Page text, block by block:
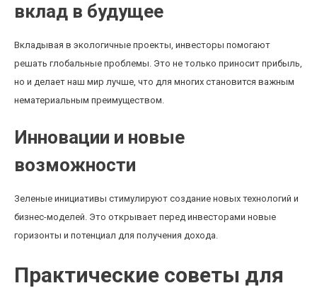
вклад в будущее
Вкладывая в экологичные проекты, инвесторы помогают
решать глобальные проблемы. Это не только приносит прибыль,
но и делает наш мир лучше, что для многих становится важным
нематериальным преимуществом.
Инновации и новые
возможности
Зеленые инициативы стимулируют создание новых технологий и
бизнес-моделей. Это открывает перед инвесторами новые
горизонты и потенциал для получения дохода.
Практические советы для